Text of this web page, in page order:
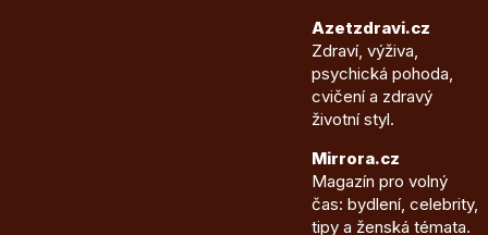
Azetzdravi.cz
Zdraví, výživa,
psychická pohoda,
cvičení a zdravý
životní styl.
Mirrora.cz
Magazín pro volný
čas: bydlení, celebrity,
tipy a ženská témata.